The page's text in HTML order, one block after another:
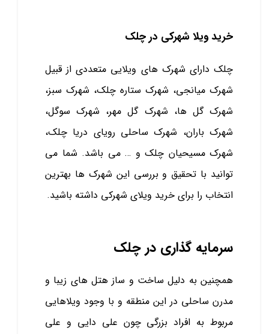
خرید ویلا شهرکی در چلک
چلک دارای شهرک‌ های ویلایی متعددی از قبیل
شهرک میانجی، شهرک ستاره چلک، شهرک سبز،
شهرک گل ‌ها، شهرک گل مهر، شهرک سوگل،
شهرک باران، شهرک ساحلی رویای دریا چلک،
شهرک مسیحیان چلک و … می باشد. شما می
توانید با تحقیق و بررسی این شهرک ها بهترین
انتخاب را برای خرید ویلای شهرکی داشته باشید.
سرمایه گذاری در چلک
همچنین به دلیل ساخت و ساز هتل های زیبا و
مدرن ساحلی در این منطقه و با وجود ویلاهایی
مربوط به افراد بزرگی چون علی دایی و علی